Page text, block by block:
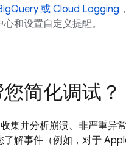
或 Cloud Logging
和设置自定义提醒。
简化调试？
集并分析崩溃、非严重异
解事件（例如，对于